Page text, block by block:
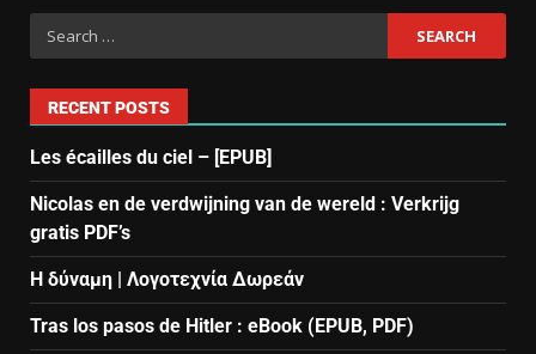
RECENT POSTS
Les écailles du ciel – [EPUB]
Nicolas en de verdwijning van de wereld : Verkrijg
gratis PDF’s
Η δύναμη | Λογοτεχνία Δωρεάν
Tras los pasos de Hitler : eBook (EPUB, PDF)